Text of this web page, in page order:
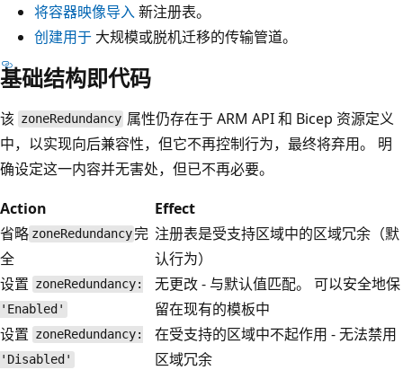
将容器映像导入新注册表。
创建用于 大规模或脱机迁移的传输管道。
基础结构即代码
该 zoneRedundancy 属性仍存在于 ARM API 和 Bicep 资源定义
中，以实现向后兼容性，但它不再控制行为，最终将弃用。 明
确设定这一内容并无害处，但已不再必要。
Action
Effect
省略 zoneRedundancy完
全
注册表是受支持区域中的区域冗余（默
认行为）
设置 zoneRedundancy:
'Enabled'
无更改 - 与默认值匹配。 可以安全地保
留在现有的模板中
设置 zoneRedundancy:
'Disabled'
在受支持的区域中不起作用 - 无法禁用
区域冗余